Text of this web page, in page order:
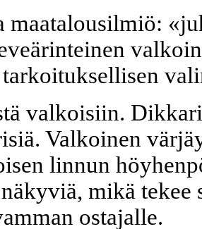
maatalousilmiö:
valkoisiin.
Valkoinen
linnun
mikä tekee
ostajalle.